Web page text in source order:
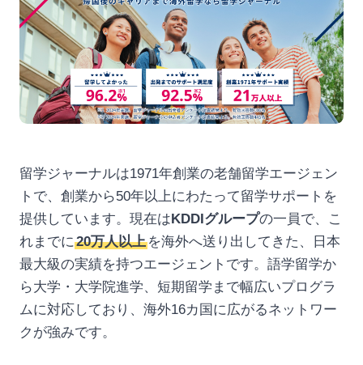
留学ジャーナルは1971年創業の老舗留学エージェン
トで、創業から50年以上にわたって留学サポートを
提供しています。現在はKDDIグループの一員で、こ
れまでに 20万人以上を海外へ送り出してきた、日本
最大級の実績を持つエージェントです。語学留学か
ら大学・大学院進学、短期留学まで幅広いプログラ
ムに対応しており、海外16カ国に広がるネットワー
クが強みです。